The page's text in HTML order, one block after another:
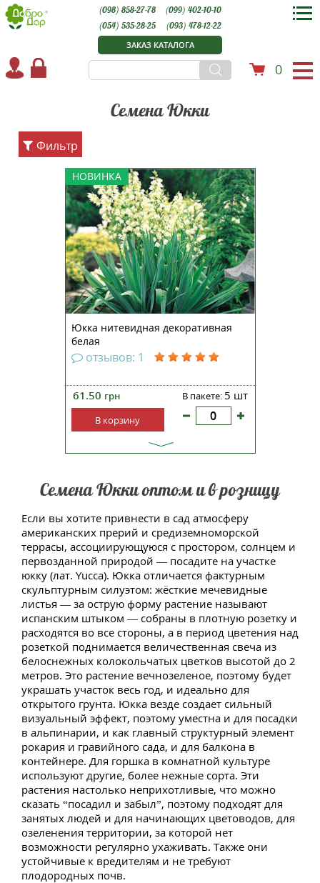
ЗАКАЗ КАТАЛОГА
0
(098) 858-27-78
(099) 402-10-10
(054) 535-28-25
(093) 478-12-22
Семена Юкки
Семена Юкки оптом и в розницу
Если вы хотите привнести в сад атмосферу
американских прерий и средиземноморской
террасы, ассоциирующуюся с простором, солнцем и
первозданной природой — посадите на участке
юкку (лат. Yucca). Юкка отличается фактурным
скульптурным силуэтом: жёсткие мечевидные
листья — за острую форму растение называют
испанским штыком — собраны в плотную розетку и
расходятся во все стороны, а в период цветения над
розеткой поднимается величественная свеча из
белоснежных колокольчатых цветков высотой до 2
метров. Это растение вечнозеленое, поэтому будет
украшать участок весь год, и идеально для
открытого грунта. Юкка везде создает сильный
визуальный эффект, поэтому уместна и для посадки
в альпинарии, и как главный структурный элемент
рокария и гравийного сада, и для балкона в
контейнере. Для горшка в комнатной культуре
используют другие, более нежные сорта. Эти
растения настолько неприхотливые, что можно
сказать “посадил и забыл”, поэтому подходят для
занятых людей и для начинающих цветоводов, для
озеленения территории, за которой нет
возможности регулярно ухаживать. Также они
устойчивые к вредителям и не требуют
плодородных почв.
НОВИНКА
Юка волокнистая (Yucca
filamentosa) Юка волокнистая
(Yucca filamentosa) - это
вечнозеленый кустарник,
происходящий из юго-восточных
штатов США. Она принадлежит к
семейству агавовых (Agavaceae) и
известна своей
морозостойкостью и...
Юкка нитевидная декоративная
белая
отзывов: 1
61.50 грн В пакете: 5 шт
В корзину
Фильтр